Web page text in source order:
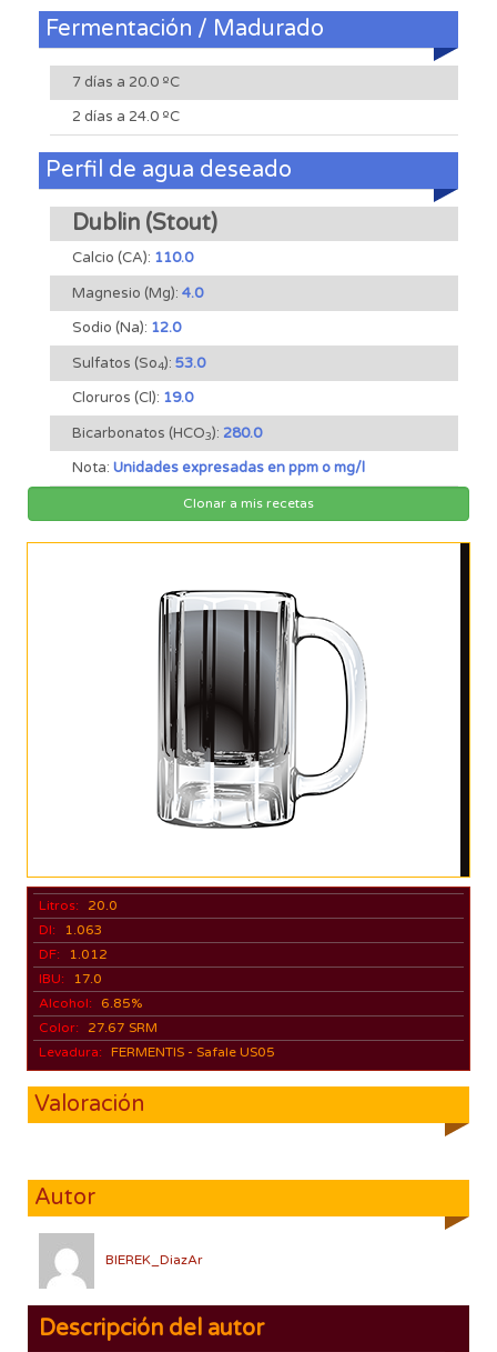
Fermentación / Madurado
7 días a 20.0 ºC
2 días a 24.0 ºC
Perfil de agua deseado
Dublin (Stout)
Calcio (CA): 110.0
Magnesio (Mg): 4.0
Sodio (Na): 12.0
Sulfatos (So4): 53.0
Cloruros (Cl): 19.0
Bicarbonatos (HCO3): 280.0
Nota: Unidades expresadas en ppm o mg/l
Clonar a mis recetas
Litros:
20.0
DI:
1.063
DF:
1.012
IBU:
17.0
Alcohol:
6.85%
Color:
27.67 SRM
Levadura: FERMENTIS - Safale US05
Valoración
Autor
BIEREK_DiazAr
Descripción del autor